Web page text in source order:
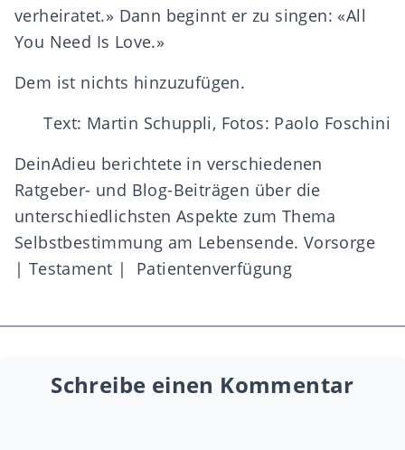
verheiratet.» Dann beginnt er zu singen: «All
You Need Is Love.»
Dem ist nichts hinzuzufügen.
Text: Martin Schuppli, Fotos: Paolo Foschini
DeinAdieu berichtete in verschiedenen
Ratgeber- und Blog-Beiträgen über die
unterschiedlichsten Aspekte zum Thema
Selbstbestimmung am Lebensende. Vorsorge
| Testament | Patientenverfügung
Schreibe einen Kommentar